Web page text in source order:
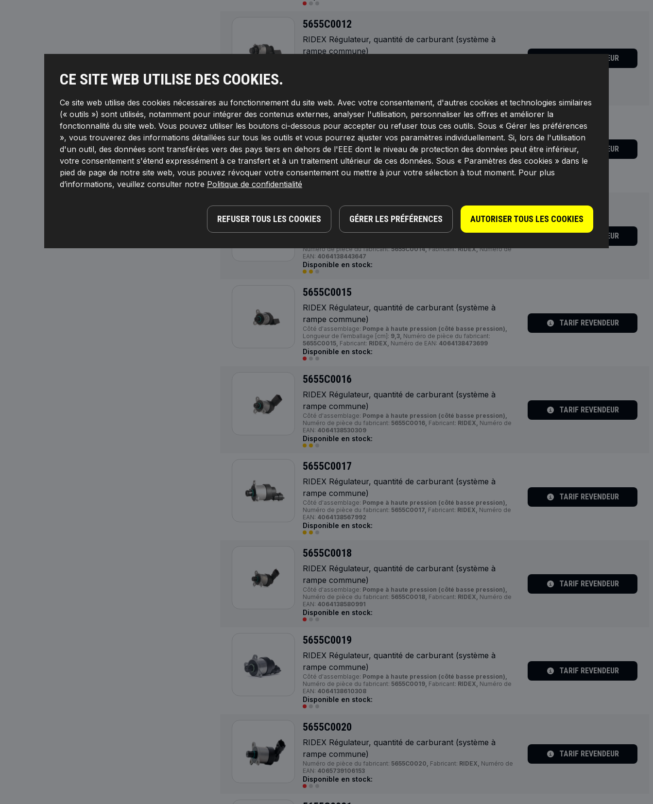
CE SITE WEB UTILISE DES COOKIES.
Ce site web utilise des cookies nécessaires au fonctionnement du site web. Avec votre consentement, d'autres cookies et technologies similaires
(« outils ») sont utilisés, notamment pour intégrer des contenus externes, analyser l'utilisation, personnaliser les offres et améliorer la
fonctionnalité du site web. Vous pouvez utiliser les boutons ci-dessous pour accepter ou refuser tous ces outils. Sous « Gérer les préférences
», vous trouverez des informations détaillées sur tous les outils et vous pourrez ajuster vos paramètres individuellement. Si, lors de l'utilisation
d'un outil, des données sont transférées vers des pays tiers en dehors de l'EEE dont le niveau de protection des données peut être inférieur,
votre consentement s'étend expressément à ce transfert et à un traitement ultérieur de ces données. Sous « Paramètres des cookies » dans le
pied de page de notre site web, vous pouvez révoquer votre consentement ou mettre à jour votre sélection à tout moment. Pour plus
d’informations, veuillez consulter notre Politique de confidentialité
REFUSER TOUS LES COOKIES GÉRER LES PRÉFÉRENCES AUTORISER TOUS LES COOKIES
5655C0012
RIDEX Régulateur, quantité de carburant (système à
rampe commune)
TARIF REVENDEUR
5655C0013
RIDEX Régulateur, quantité de carburant (système à
rampe commune)
Pompe à haute pression (côté basse pression),
Numéro de pièce du fabricant:5655C0013,Fabricant: RIDEX,Numéro de
EAN:4064138394178
Disponible en stock:
TARIF REVENDEUR
5655C0014
RIDEX Régulateur, quantité de carburant (système à
rampe commune)
Numéro de pièce du fabricant:5655C0014,Fabricant:RIDEX,Numéro de
EAN: 4064138443647
Disponible en stock:
TARIF REVENDEUR
5655C0015
RIDEX Régulateur, quantité de carburant (système à
rampe commune)
Côté d'assemblage: Pompe à haute pression (côté basse pression),
Longueur de l’emballage [cm]: 9,3, Numéro de pièce du fabricant:
5655C0015, Fabricant: RIDEX, Numéro de EAN: 4064138473699
Disponible en stock:
TARIF REVENDEUR
5655C0016
RIDEX Régulateur, quantité de carburant (système à
rampe commune)
Côté d'assemblage: Pompe à haute pression (côté basse pression),
Numéro de pièce du fabricant: 5655C0016, Fabricant: RIDEX, Numéro de
EAN: 4064138530309
Disponible en stock:
TARIF REVENDEUR
5655C0017
RIDEX Régulateur, quantité de carburant (système à
rampe commune)
Côté d'assemblage: Pompe à haute pression (côté basse pression),
Numéro de pièce du fabricant: 5655C0017, Fabricant: RIDEX, Numéro de
EAN: 4064138567992
Disponible en stock:
TARIF REVENDEUR
5655C0018
RIDEX Régulateur, quantité de carburant (système à
rampe commune)
Côté d'assemblage: Pompe à haute pression (côté basse pression),
Numéro de pièce du fabricant: 5655C0018, Fabricant: RIDEX, Numéro de
EAN: 4064138580991
Disponible en stock:
TARIF REVENDEUR
5655C0019
RIDEX Régulateur, quantité de carburant (système à
rampe commune)
Côté d'assemblage: Pompe à haute pression (côté basse pression),
Numéro de pièce du fabricant: 5655C0019, Fabricant: RIDEX, Numéro de
EAN: 4064138610308
Disponible en stock:
TARIF REVENDEUR
5655C0020
RIDEX Régulateur, quantité de carburant (système à
rampe commune)
Numéro de pièce du fabricant: 5655C0020, Fabricant: RIDEX, Numéro de
EAN: 4065739106153
Disponible en stock:
TARIF REVENDEUR